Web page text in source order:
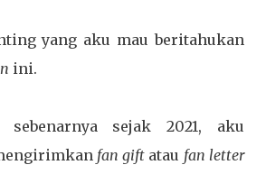
yang aku mau beritahukan
ini.
sebenarnya sejak 2021, aku
fan gift atau fan letter